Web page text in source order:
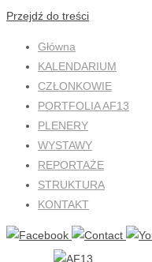
Przejdź do treści
Główna
KALENDARIUM
CZŁONKOWIE
PORTFOLIA AF13
PLENERY
WYSTAWY
REPORTAŻE
STRUKTURA
KONTAKT